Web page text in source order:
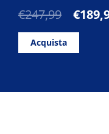
€247,99
Il
era:
€
Acquista